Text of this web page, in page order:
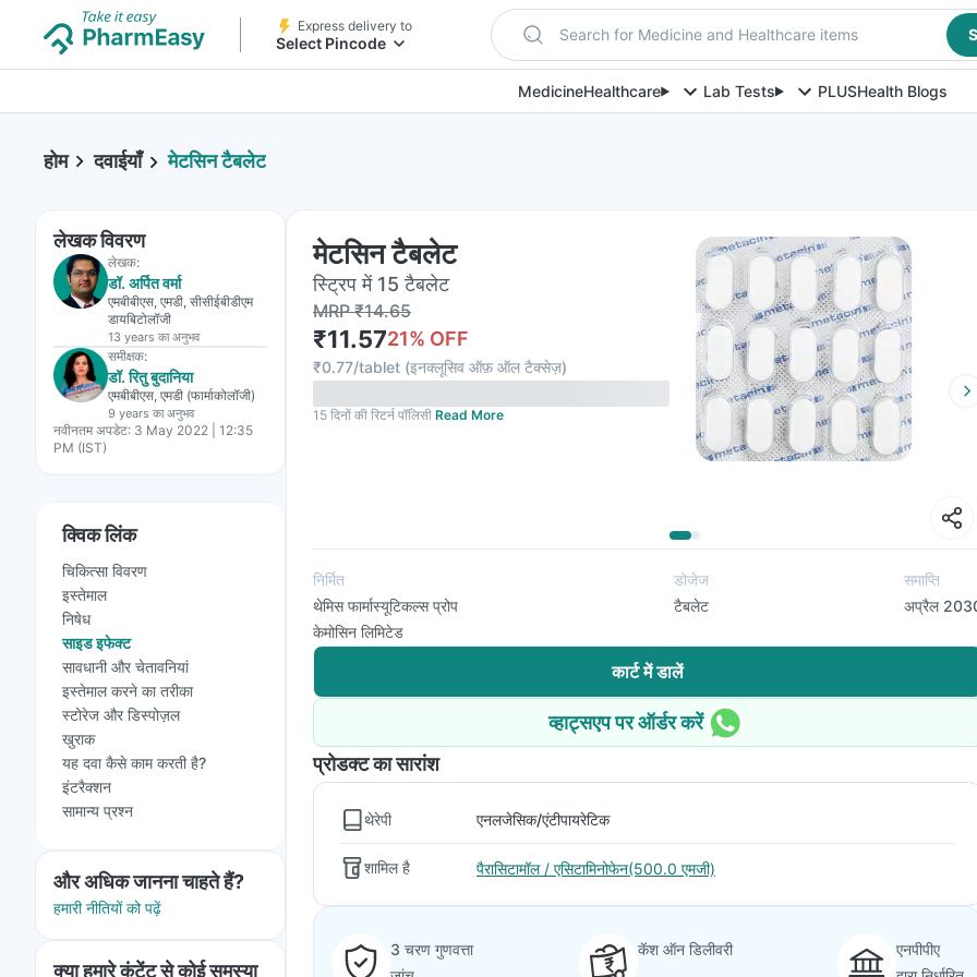
Express delivery to
Select Pincode Search for Medicine and Healthcare items
MedicineHealthcare Lab Tests PLUSHealth Blogs
होम दवाईयाँ मेटसिन टैबलेट
लेखक विवरण
लेखक:
डॉ. अर्पित वर्मा
एमबीबीएस, एमडी, सीसीईबीडीएम
डायबिटोलॉजी
13 years का अनुभव
समीक्षक:
डॉ. रितु बुदानिया
एमबीबीएस, एमडी (फार्माकोलॉजी)
9 years का अनुभव
नवीनतम अपडेट: 3 May 2022 | 12:35
PM (IST)
क्विक लिंक
चिकित्सा विवरण
इस्तेमाल
निषेध
साइड इफेक्ट
सावधानी और चेतावनियां
इस्तेमाल करने का तरीका
स्टोरेज और डिस्पोज़ल
खुराक
यह दवा कैसे काम करती है?
इंटरैक्शन
सामान्य प्रश्न
और अधिक जानना चाहते हैं?
हमारी नीतियों को पढ़ें
क्या हमारे कंटेंट से कोई समस्या
मेटसिन टैबलेट
स्ट्रिप में 15 टैबलेट
MRP₹14.65
₹11.5721% OFF
₹0.77/tablet (इनक्लूसिव ऑफ़ ऑल टैक्सेज़)
15 दिनों की रिटर्न पॉलिसी Read More
निर्मित
थेमिस फार्मास्यूटिकल्स प्रोप
केमोसिन लिमिटेड
डोजेज
टैबलेट
समाप्ति
अप्रैल
कार्ट में डालें
व्हाट्सएप पर ऑर्डर करें
प्रोडक्ट का सारांश
थेरेपी एनलजेसिक/एंटीपायरेटिक
शामिल है पैरासिटामॉल / एसिटामिनोफेन(500.0 एमजी)
3 चरण गुणवत्ता
कॅश ऑन डिलीवरी
एनपीपीए